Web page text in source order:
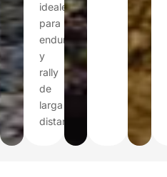
ideales
para
enduro
y
rally
de
larga
distancia.